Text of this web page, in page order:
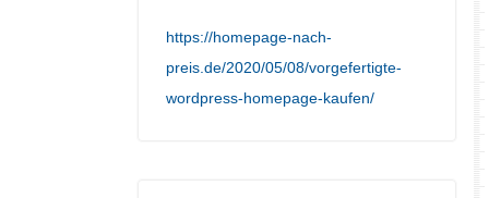
https://homepage-nach-
preis.de/2020/05/08/vorgefertigte-
wordpress-homepage-kaufen/